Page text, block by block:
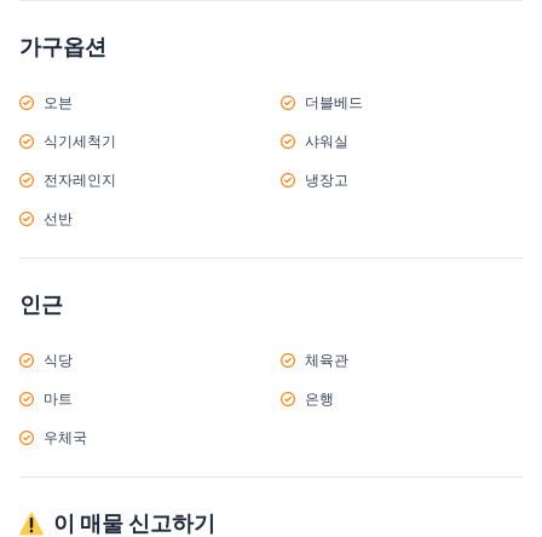
가구옵션
오븐 더블베드
식기세척기 샤워실
전자레인지 냉장고
선반
인근
식당 체육관
마트 은행
우체국
이 매물 신고하기